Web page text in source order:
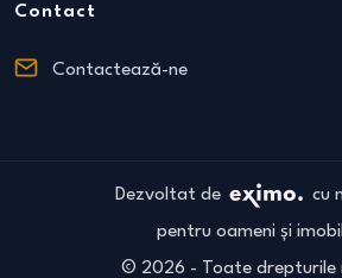
Contact
Contactează-ne
Dezvoltat de
cu
pentru oameni și
© 2026 - Toate drepturile